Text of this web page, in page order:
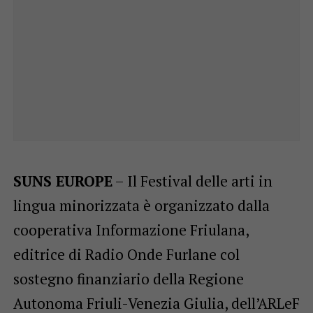
SUNS EUROPE– Il Festival delle arti in
lingua minorizzata è organizzato dalla
cooperativa Informazione Friulana,
editrice di Radio Onde Furlane col
sostegno finanziario della Regione
Autonoma Friuli-Venezia Giulia, dell’ARLeF